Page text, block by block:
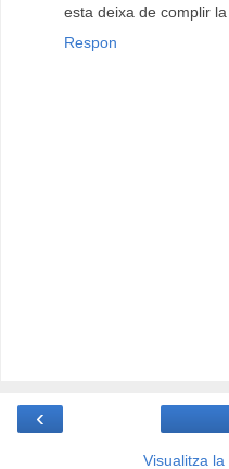
esta deixa de complir la
Respon
‹
Visualitza